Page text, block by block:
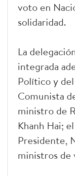
voto en
solidaridad.
La
integrada
Político y
Comunista
ministro de
Khanh Hai;
Presidente,
ministros de